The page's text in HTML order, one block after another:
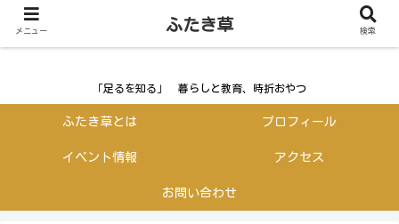
ふたき草
「足るを知る」 暮らしと教育、時折おやつ
ふたき草とは プロフィール
イベント情報 アクセス
お問い合わせ
メニュー ふたき草 検索